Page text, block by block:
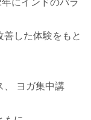
にインドのバラ
した体験をもと
、 ヨガ集中講